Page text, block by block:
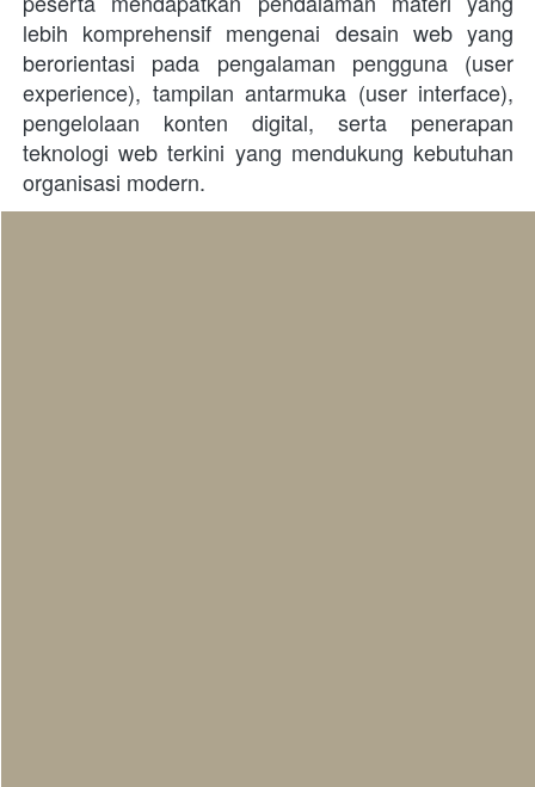
lebih komprehensif mengenai desain web yang
berorientasi pada pengalaman pengguna (user
experience), tampilan antarmuka (user interface),
pengelolaan konten digital, serta penerapan
teknologi web terkini yang mendukung kebutuhan
organisasi modern.